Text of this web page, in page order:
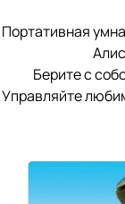
Портативная
Берите с
Управляйте